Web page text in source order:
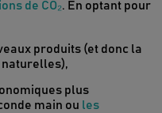
de CO₂. En optant pour
produits (et donc la
plus
main ou les